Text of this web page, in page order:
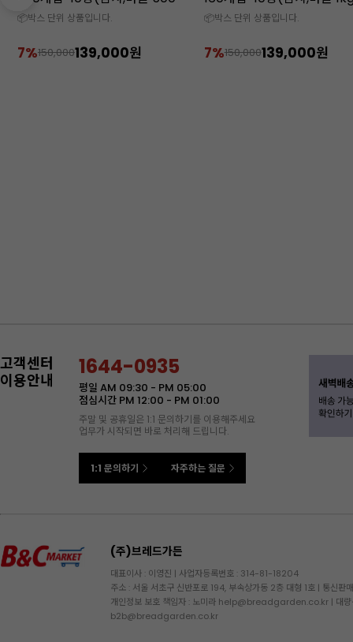
고객센터
이용안내
1644-0935
평일 AM 09:30 - PM 05:00
점심시간 PM 12:00 - PM 01:00
주말 및 공휴일은 1:1 문의하기를 이용해주세요
업무가 시작되면 바로 처리해 드립니다.
1:1 문의하기 자주하는 질문
(주)브레드가든
대표이사 : 이영진 | 사업자등록번호 : 314-81-18204
주소 : 서울 서초구 신반포로 194, 부속상가동 2층 대형 1호 | 통신판
개인정보 보호 책임자 : 노미라 help@breadgarden.co.kr | 대
b2b@breadgarden.co.kr